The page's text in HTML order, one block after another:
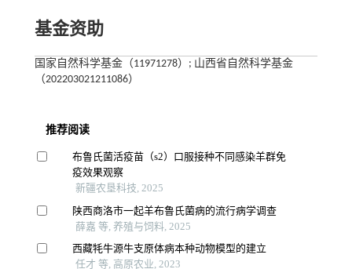
基金资助
国家自然科学基金（11971278）; 山西省自然科学基金
（202203021211086）